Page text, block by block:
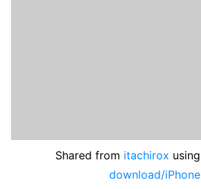
Shared from itachirox using
download/iPhone